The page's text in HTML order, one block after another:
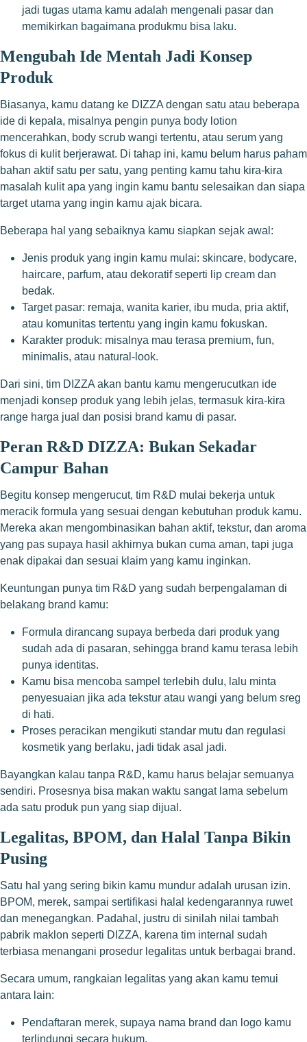
jadi tugas utama kamu adalah mengenali pasar dan
memikirkan bagaimana produkmu bisa laku.
Mengubah Ide Mentah Jadi Konsep
Produk
Biasanya, kamu datang ke DIZZA dengan satu atau beberapa
ide di kepala, misalnya pengin punya body lotion
mencerahkan, body scrub wangi tertentu, atau serum yang
fokus di kulit berjerawat. Di tahap ini, kamu belum harus paham
bahan aktif satu per satu, yang penting kamu tahu kira-kira
masalah kulit apa yang ingin kamu bantu selesaikan dan siapa
target utama yang ingin kamu ajak bicara.
Beberapa hal yang sebaiknya kamu siapkan sejak awal:
Jenis produk yang ingin kamu mulai: skincare, bodycare,
haircare, parfum, atau dekoratif seperti lip cream dan
bedak.
Target pasar: remaja, wanita karier, ibu muda, pria aktif,
atau komunitas tertentu yang ingin kamu fokuskan.
Karakter produk: misalnya mau terasa premium, fun,
minimalis, atau natural-look.
Dari sini, tim DIZZA akan bantu kamu mengerucutkan ide
menjadi konsep produk yang lebih jelas, termasuk kira-kira
range harga jual dan posisi brand kamu di pasar.
Peran R&D DIZZA: Bukan Sekadar
Campur Bahan
Begitu konsep mengerucut, tim R&D mulai bekerja untuk
meracik formula yang sesuai dengan kebutuhan produk kamu.
Mereka akan mengombinasikan bahan aktif, tekstur, dan aroma
yang pas supaya hasil akhirnya bukan cuma aman, tapi juga
enak dipakai dan sesuai klaim yang kamu inginkan.
Keuntungan punya tim R&D yang sudah berpengalaman di
belakang brand kamu:
Formula dirancang supaya berbeda dari produk yang
sudah ada di pasaran, sehingga brand kamu terasa lebih
punya identitas.
Kamu bisa mencoba sampel terlebih dulu, lalu minta
penyesuaian jika ada tekstur atau wangi yang belum sreg
di hati.
Proses peracikan mengikuti standar mutu dan regulasi
kosmetik yang berlaku, jadi tidak asal jadi.
Bayangkan kalau tanpa R&D, kamu harus belajar semuanya
sendiri. Prosesnya bisa makan waktu sangat lama sebelum
ada satu produk pun yang siap dijual.
Legalitas, BPOM, dan Halal Tanpa Bikin
Pusing
Satu hal yang sering bikin kamu mundur adalah urusan izin.
BPOM, merek, sampai sertifikasi halal kedengarannya ruwet
dan menegangkan. Padahal, justru di sinilah nilai tambah
pabrik maklon seperti DIZZA, karena tim internal sudah
terbiasa menangani prosedur legalitas untuk berbagai brand.
Secara umum, rangkaian legalitas yang akan kamu temui
antara lain:
Pendaftaran merek, supaya nama brand dan logo kamu
terlindungi secara hukum.